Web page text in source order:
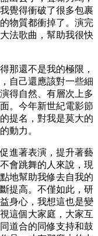
覺得衝破了很多包裹
物質都衝掉了。演完
法歌曲，幫助我很快
那還不是我的極限，
自己還應該對一些細
得自然、有層次上多
。今年新世紀電影節
提名，對我是莫大的
動力。
進著表演，提升著藝
會跳舞的人來說，現
地幫助我修去自我的
提高。不僅如此，研
身心，我想這也是變
這個大家庭，大家互
道合的同修支持和鼓